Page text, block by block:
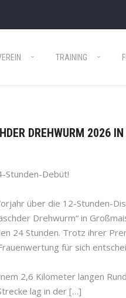
TRAINING
DREHWURM 2026 IN
Stunden-Debüt!
über die 12-Stunden-
Drehwurm“ in
24 Stunden. Trotz ihrer
für sich
2,6 Kilometer langen
lag in der […]